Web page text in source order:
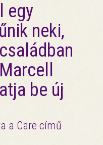
egy
neki,
be új
a Care című